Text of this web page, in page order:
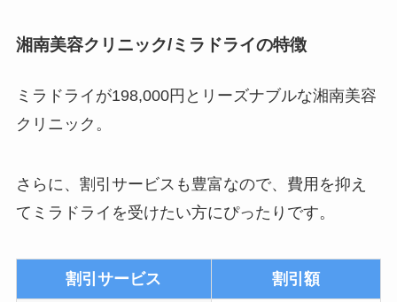
湘南美容クリニック/ミラドライの特徴
ミラドライが198,000円とリーズナブルな湘南美容
クリニック。
さらに、割引サービスも豊富なので、費用を抑え
てミラドライを受けたい方にぴったりです。
割引サービス 割引額